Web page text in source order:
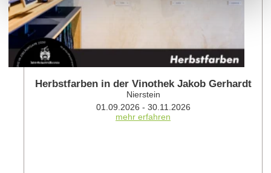
Herbstfarben in der Vinothek Jakob Gerhardt
Nierstein
01.09.2026 - 30.11.2026
mehr erfahren